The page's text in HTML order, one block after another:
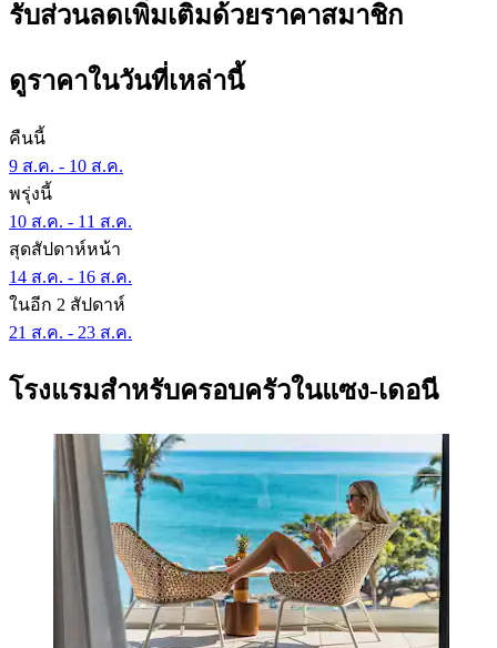
รับส่วนลดเพิ่มเติมด้วยราคาสมาชิก
ดูราคาในวันที่เหล่านี้
คืนนี้
9 ส.ค. - 10 ส.ค.
พรุ่งนี้
10 ส.ค. - 11 ส.ค.
สุดสัปดาห์หน้า
14 ส.ค. - 16 ส.ค.
ในอีก 2 สัปดาห์
21 ส.ค. - 23 ส.ค.
โรงแรมสำหรับครอบครัวในแซง-เดอนี